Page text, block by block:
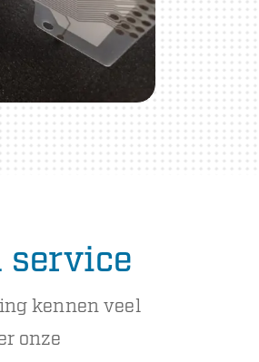
service
kennen veel
onze